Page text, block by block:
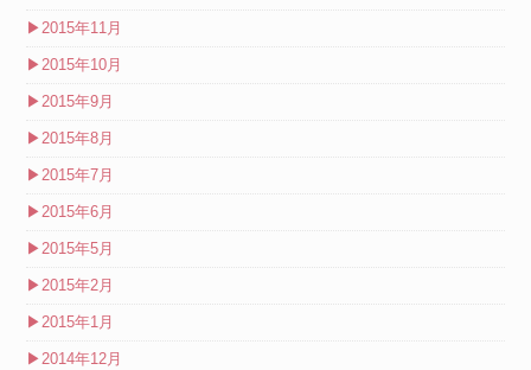
▶2015年11月
▶2015年10月
▶2015年9月
▶2015年8月
▶2015年7月
▶2015年6月
▶2015年5月
▶2015年2月
▶2015年1月
▶2014年12月